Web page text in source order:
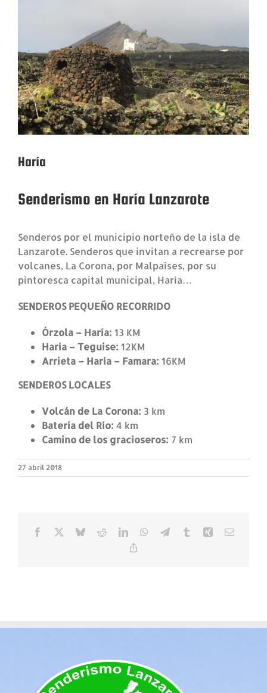
Haría
Senderismo en Haría Lanzarote
Senderos por el municipio norteño de la isla de
Lanzarote. Senderos que invitan a recrearse por
volcanes, La Corona, por Malpaíses, por su
pintoresca capital municipal, Haría…
SENDEROS PEQUEÑO RECORRIDO
Órzola – Haría: 13 KM
Haría – Teguise: 12KM
Arrieta – Haría – Famara: 16KM
SENDEROS LOCALES
Volcán de La Corona: 3 km
Batería del Río: 4 km
Camino de los gracioseros: 7 km
27 abril 2018
Facebook BlueskyRedditLinkedInWhatsApp
TelegramTumblrXing Correo